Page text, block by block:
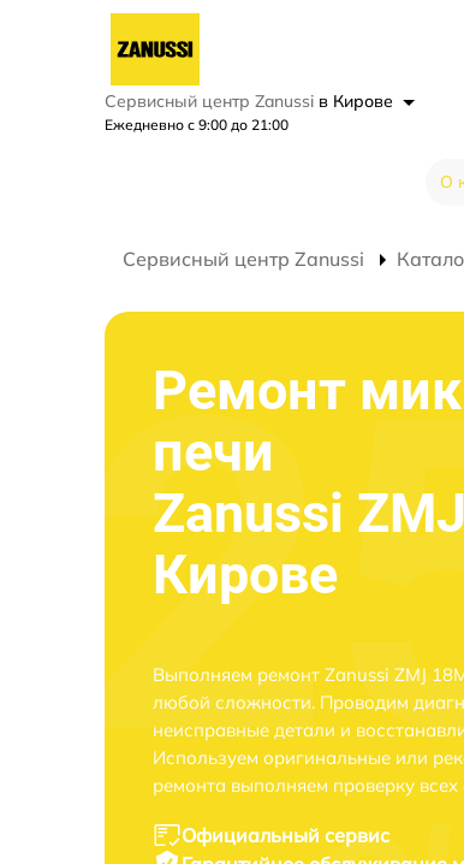
Сервисный центр Zanussi в Кирове
Ежедневно с 9:00 до 21:00
О
Сервисный центр Zanussi
Ремонт
печи
Zanussi
Кирове
Выполняем ремонт Zanussi ZMJ
любой сложности. Проводим
неисправные детали и
Используем оригинальные или
ремонта выполняем проверку
Официальный сервис